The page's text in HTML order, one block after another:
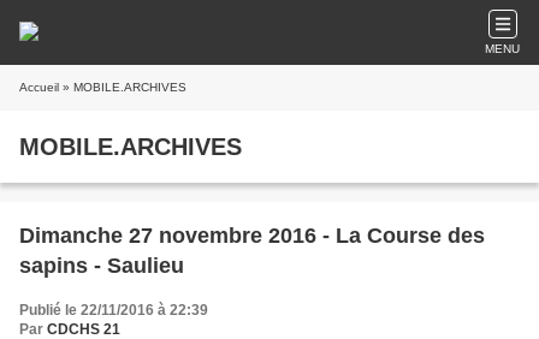
MENU
Accueil » MOBILE.ARCHIVES
MOBILE.ARCHIVES
Dimanche 27 novembre 2016 - La Course des
sapins - Saulieu
Publié le 22/11/2016 à 22:39
Par CDCHS 21